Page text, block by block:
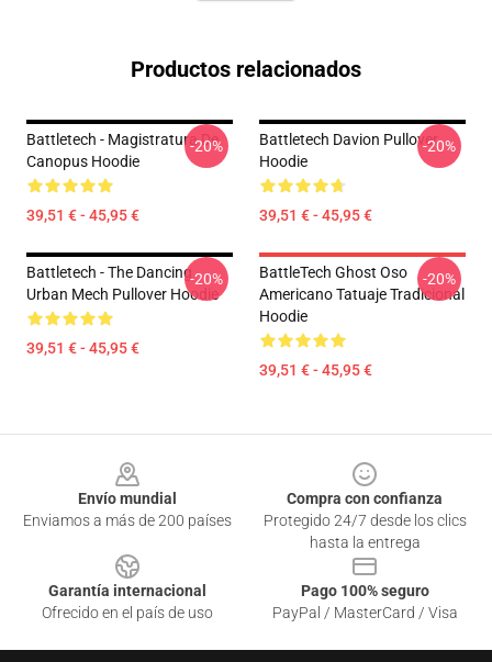
Productos relacionados
Battletech - Magistratura De
Canopus Hoodie
39,51 € - 45,95 €
-20%
Battletech Davion Pullover
Hoodie
39,51 € - 45,95 €
-20%
Battletech - The Dancing
Urban Mech Pullover Hoodie
39,51 € - 45,95 €
-20%
BattleTech Ghost Oso
Americano Tatuaje Tradicional
Hoodie
39,51 € - 45,95 €
-20%
Envío mundial
Enviamos a más de 200 países
Compra con confianza
Protegido 24/7 desde los clics
hasta la entrega
Garantía internacional
Ofrecido en el país de uso
Pago 100% seguro
PayPal / MasterCard / Visa